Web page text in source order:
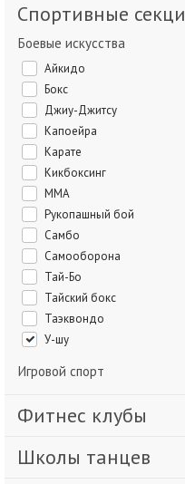
Спортивные
Боевые искусства
Айкидо
Бокс
Джиу-Джитсу
Капоейра
Карате
Кикбоксинг
ММА
Рукопашный бой
Самбо
Самооборона
Тай-Бо
Тайский бокс
Таэквондо
У-шу
Игровой спорт
Фитнес клубы
Школы танцев